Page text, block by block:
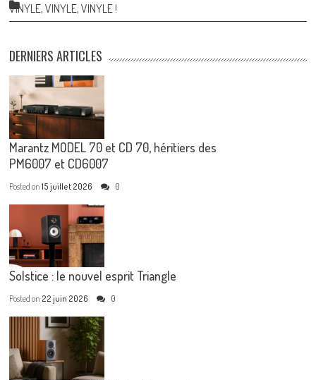
VINYLE, VINYLE, VINYLE !
DERNIERS ARTICLES
Marantz MODEL 70 et CD 70, héritiers des
PM6007 et CD6007
Posted on15 juillet 2026 0
Solstice : le nouvel esprit Triangle
Posted on 22 juin 2026 0